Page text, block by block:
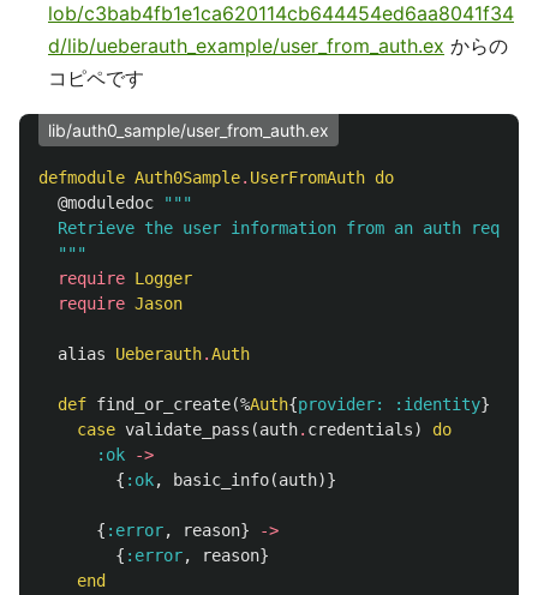
lob/c3bab4fb1e1ca620114cb644454ed6aa8041f34
d/lib/ueberauth_example/user_from_auth.ex からの
コピペです
lib/auth0_sample/user_from_auth.ex
defmodule Auth0Sample. UserFromAuth do
@moduledoc
"""
  Retrieve the user information from an auth request
  """
require Logger
require Jason
alias Ueberauth.Auth
def find_or_create(%Auth{provider: :identity}
case validate_pass (auth. credentials)
do
:ok
->
{ :ok, basic_info(auth)}
{ :error, reason}
->
{ :error, reason}
end